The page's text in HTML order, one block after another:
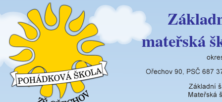
mateřská